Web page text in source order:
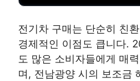
전기차 구매는 단순히 친
경제적인 이점도 큽니다.
도 많은 소비자들에게 매
며, 전남광양 시의 보조금